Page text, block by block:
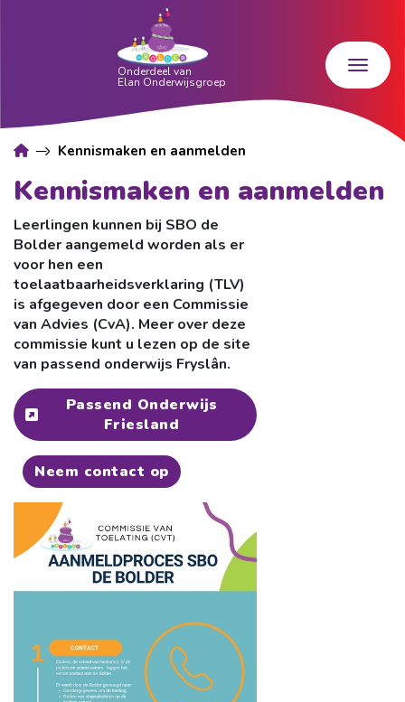
Kennismaken en aanmelden
Kennismaken en aanmelden
Leerlingen kunnen bij SBO de
Bolder aangemeld worden als er
voor hen een
toelaatbaarheidsverklaring (TLV)
is afgegeven door een Commissie
van Advies (CvA). Meer over deze
commissie kunt u lezen op de site
van passend onderwijs Fryslân.
Passend Onderwijs
Friesland
Neem contact op